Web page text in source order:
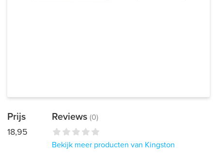
Prijs
18,95
Reviews (0)
Bekijk meer producten van Kingston